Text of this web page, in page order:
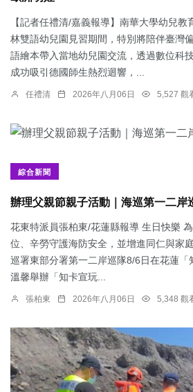
【記者任禮清/嘉義報導】南華大學幼兒
林雙語幼兒園見習期間，特別將陪伴臺灣
語繪本帶入當地幼兒園交流，透過數位科
成功吸引德國師生熱烈迴響，...
任禮清 2026年八月06日 5,527 觀
綜合新聞
辦理父親節親子活動｜海巡第一二岸
花東特派員張柏東/花蓮縣報導 生日快樂
位、辛勞守護海防安全，並增進同仁與家
巡署東部分署第一二岸巡隊8/6日在花蓮「
溫馨舉辦「知卡宣玩...
張柏東 2026年八月06日 5,348 觀